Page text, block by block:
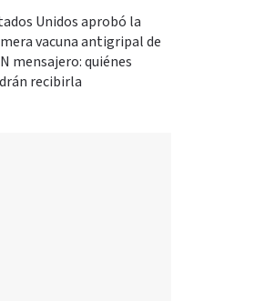
Unidos aprobó la
vacuna antigripal de
mensajero: quiénes
recibirla